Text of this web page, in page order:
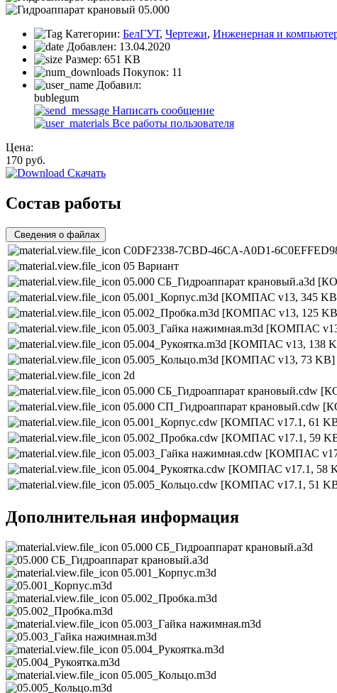
Категории: БелГУТ, Чертежи, Инженерная и
Добавлен: 13.04.2020
Размер: 651 KB
Покупок: 11
Добавил:
bublegum
Написать сообщение
Все работы пользователя
Цена:
170 руб.
Скачать
Состав работы
Сведения о файлах
C0DF2338-7CBD-46CA-A0D1-
05 Вариант
05.000 СБ_Гидроаппарат крановый.a3d
05.001_Корпус.m3d [КОМПАС v13, 345
05.002_Пробка.m3d [КОМПАС v13, 125
05.003_Гайка нажимная.m3d [КОМПАС
05.004_Рукоятка.m3d [КОМПАС v13, 138
05.005_Кольцо.m3d [КОМПАС v13, 73 KB]
2d
05.000 СБ_Гидроаппарат крановый.cdw
05.000 СП_Гидроаппарат крановый.cdw
05.001_Корпус.cdw [КОМПАС v17.1, 61
05.002_Пробка.cdw [КОМПАС v17.1, 59
05.003_Гайка нажимная.cdw [КОМПАС
05.004_Рукоятка.cdw [КОМПАС v17.1, 58
05.005_Кольцо.cdw [КОМПАС v17.1, 51
Дополнительная информация
05.000 СБ_Гидроаппарат крановый.a3d
05.001_Корпус.m3d
05.002_Пробка.m3d
05.003_Гайка нажимная.m3d
05.004_Рукоятка.m3d
05.005_Кольцо.m3d